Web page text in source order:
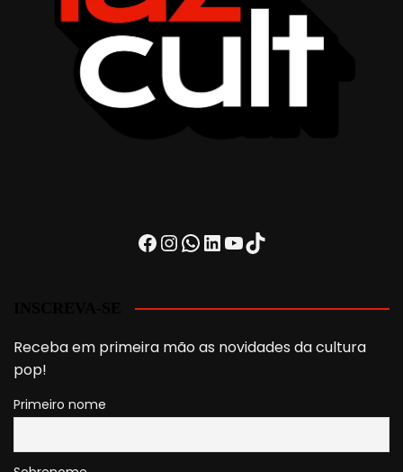
Facebook
Instagram
WhatsApp
LinkedIn
Youtube
TikTok
Receba em primeira mão as novidades da cultura
pop!
Primeiro nome